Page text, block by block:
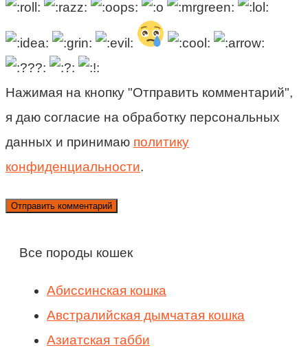
Нажимая на кнопку "Отправить комментарий",
я даю согласие на обработку персональных
данных и принимаю политику
конфиденциальности.
Все породы кошек
Абиссинская кошка
Австралийская дымчатая кошка
Азиатская табби